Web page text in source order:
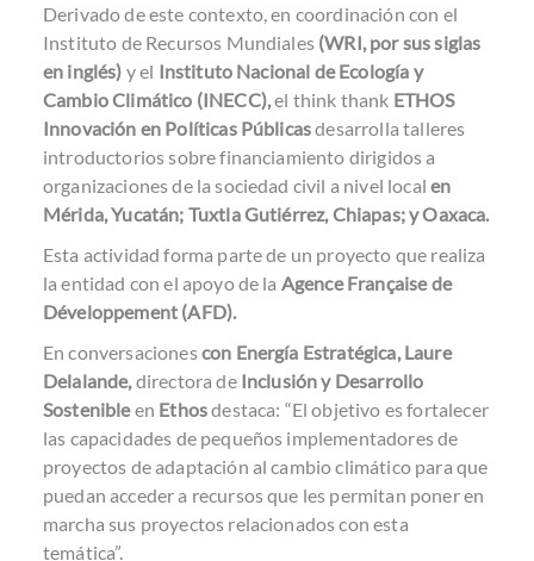
Derivado de este contexto, en coordinación con el
Instituto de Recursos Mundiales (WRI, por sus siglas
en inglés) y el Instituto Nacional de Ecología y
Cambio Climático (INECC),el think thank ETHOS
Innovación en Políticas Públicasdesarrolla talleres
introductorios sobre financiamiento dirigidos a
organizaciones de la sociedad civil a nivel localen
Mérida, Yucatán; Tuxtla Gutiérrez, Chiapas; y Oaxaca.
Esta actividad forma parte de un proyecto que realiza
la entidad con el apoyo de la Agence Française de
Développement (AFD).
En conversacionescon Energía Estratégica, Laure
Delalande, directora de Inclusión y Desarrollo
Sostenibleen Ethosdestaca: “El objetivo es fortalecer
las capacidades de pequeños implementadores de
proyectos de adaptación al cambio climático para que
puedan acceder a recursos que les permitan poner en
marcha sus proyectos relacionados con esta
temática”.